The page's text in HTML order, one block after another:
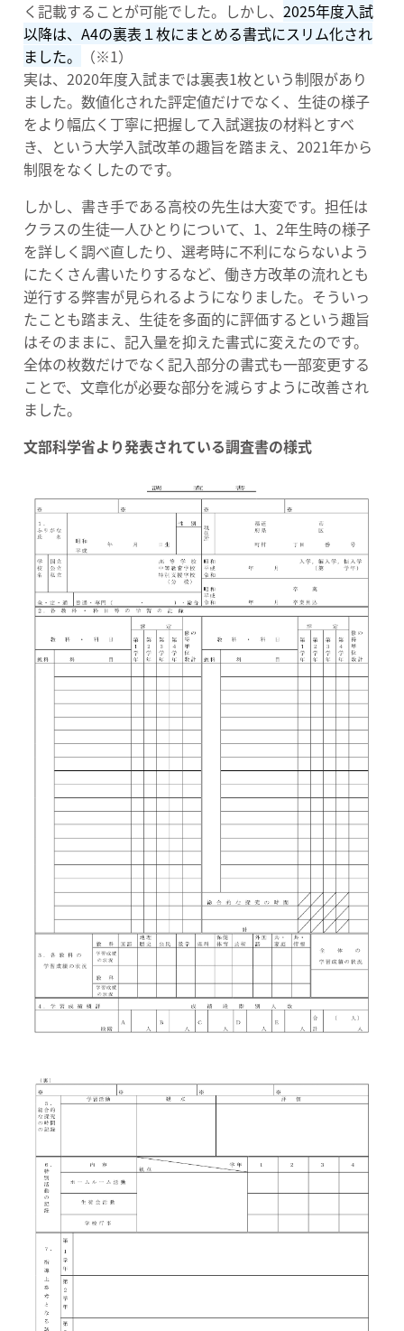
く記載することが可能でした。しかし、 2025年度入試
以降は、A4の裏表１枚にまとめる書式にスリム化され
ました。
（※1）
実は、2020年度入試までは裏表1枚という制限があり
ました。数値化された評定値だけでなく、生徒の様子
をより幅広く丁寧に把握して入試選抜の材料とすべ
き、という大学入試改革の趣旨を踏まえ、2021年から
制限をなくしたのです。
しかし、書き手である高校の先生は大変です。担任は
クラスの生徒一人ひとりについて、1、2年生時の様子
を詳しく調べ直したり、選考時に不利にならないよう
にたくさん書いたりするなど、働き方改革の流れとも
逆行する弊害が見られるようになりました。そういっ
たことも踏まえ、生徒を多面的に評価するという趣旨
はそのままに、記入量を抑えた書式に変えたのです。
全体の枚数だけでなく記入部分の書式も一部変更する
ことで、文章化が必要な部分を減らすように改善され
ました。
文部科学省より発表されている調査書の様式